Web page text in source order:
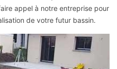
appel à notre entreprise pour
de votre futur bassin.